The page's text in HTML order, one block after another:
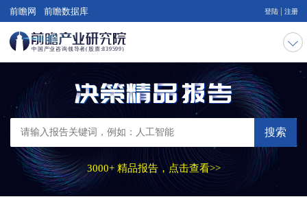
前瞻网 前瞻数据库 登陆 注册
搜索
3000+ 精品报告，点击查看>>